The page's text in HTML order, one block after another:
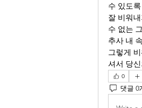
수 있도
잘 비워
수 없는
추사 내
그렇게
셔서 당
0
댓글 0